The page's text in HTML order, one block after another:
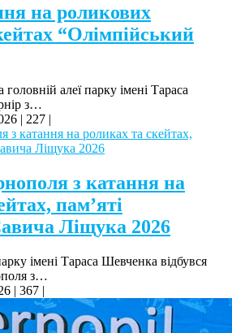
на роликових
“Олімпійський
алеї парку імені Тараса
з…
| 227 |
з катання на
пам’яті
Ліщука 2026
імені Тараса Шевченка відбувся
з…
| 367 |